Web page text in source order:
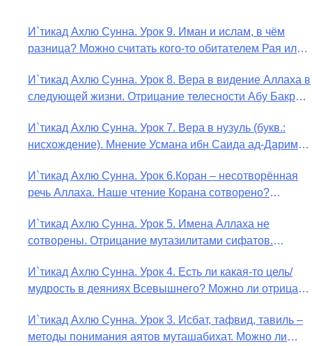
И`тикад Ахлю Сунна. Урок 9. Иман и ислам, в чём
разница? Можно считать кого-то обитателем Рая или
И`тикад Ахлю Сунна. Урок 8. Вера в видение Аллаха в
следующей жизни. Отрицание телесности Абу Бакром
ибн Саида ад-Дарими. Иман – это слова, дела и
познание
И`тикад Ахлю Сунна. Урок 7. Вера в нузуль (букв.:
нисхождение). Мнение Усмана ибн Саида ад-Дарими
описывается физическим движением?
И`тикад Ахлю Сунна. Урок 6.Коран – несотворённая
речь Аллаха. Наше чтение Корана сотворено?
И`тикад Ахлю Сунна. Урок 5. Имена Аллаха не
сотворены. Отрицание мутазилитами сифатов.
И`тикад Ахлю Сунна. Урок 4. Есть ли какая-то цель/
мудрость в деяниях Всевышнего? Можно ли отрицать
не пришло в Коране и Сунне? Концепция ибн
Таймийи
И`тикад Ахлю Сунна. Урок 3. Исбат, тафвид, тавиль –
методы понимания аятов муташабихат. Можно ли